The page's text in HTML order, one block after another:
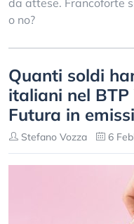
da attese. Francoforte
o no?
Quanti soldi
italiani nel BTP
Futura in
Stefano Vozza 6